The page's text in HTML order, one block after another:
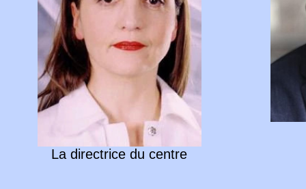
La directrice du centre